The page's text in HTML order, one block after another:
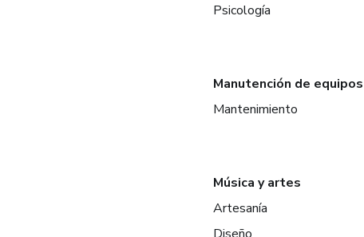
Psicología
Manutención de equipos
Mantenimiento
Música y artes
Artesanía